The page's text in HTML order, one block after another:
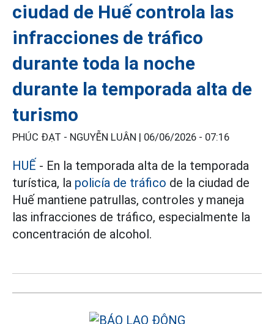
ciudad de Huế controla las
infracciones de tráfico
durante toda la noche
durante la temporada alta de
turismo
PHÚC ĐẠT - NGUYỄN LUÂN | 06/06/2026 - 07:16
HUẾ - En la temporada alta de la temporada
turística, la policía de tráfico de la ciudad de
Huế mantiene patrullas, controles y maneja
las infracciones de tráfico, especialmente la
concentración de alcohol.